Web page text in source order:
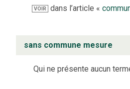
VOIR dans l’article «
sans commune mesure
Qui ne présente aucun